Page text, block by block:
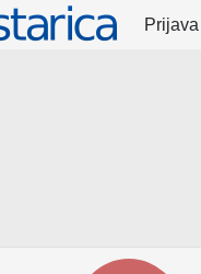
Prijava